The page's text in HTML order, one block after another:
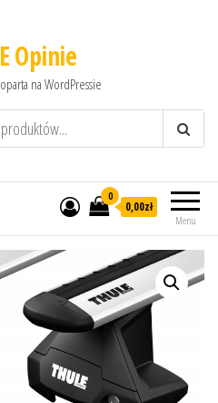
Opinie
na WordPressie
Menu
0
0,00zł